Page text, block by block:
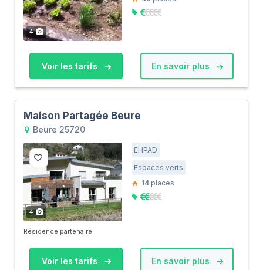
4
Voir les tarifs En savoir plus
Maison Partagée Beure
Beure 25720
4
EHPAD
Espaces verts
14 places
Résidence partenaire
Voir les tarifs En savoir plus